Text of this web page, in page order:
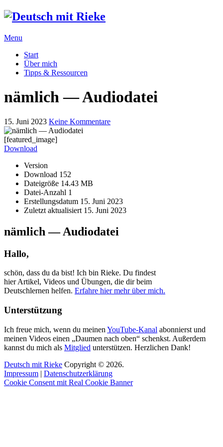
Menu
Start
Über mich
Tipps & Ressourcen
nämlich — Audiodatei
15. Juni 2023 Keine Kommentare
[featured_image]
Download
Version
Download 152
Dateigröße 14.43 MB
Datei-Anzahl 1
Erstellungsdatum 15. Juni 2023
Zuletzt aktualisiert 15. Juni 2023
nämlich — Audiodatei
Hallo,
schön, dass du da bist! Ich bin Rieke. Du findest
hier Artikel, Videos und Übungen, die dir beim
Deutschlernen helfen. Erfahre hier mehr über mich.
Unterstützung
Ich freue mich, wenn du meinen YouTube-Kanal abonnierst und
meinen Videos einen „Daumen nach oben“ schenkst. Außerdem
kannst du mich als Mitglied unterstützen. Herzlichen Dank!
Deutsch mit Rieke Copyright © 2026.
Impressum | Datenschutzerklärung
Cookie Consent mit Real Cookie Banner